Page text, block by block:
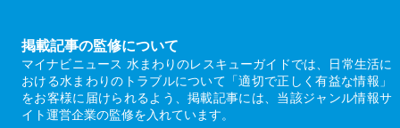
掲載記事の監修について
マイナビニュース 水まわりのレスキューガイドでは、日常生活に
おける水まわりのトラブルについて「適切で正しく有益な情報」
をお客様に届けられるよう、掲載記事には、当該ジャンル情報サ
イト運営企業の監修を入れています。